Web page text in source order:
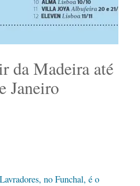
da Madeira até
Janeiro
no Funchal, é o